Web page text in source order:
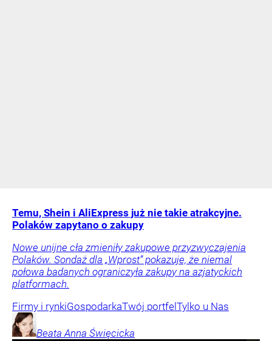
Temu, Shein i AliExpress już nie takie atrakcyjne.
Polaków zapytano o zakupy
Nowe unijne cła zmieniły zakupowe przyzwyczajenia
Polaków. Sondaż dla „Wprost” pokazuje, że niemal
połowa badanych ograniczyła zakupy na azjatyckich
platformach.
Firmy i rynkiGospodarkaTwój portfel Tylko u Nas
Beata Anna Święcicka